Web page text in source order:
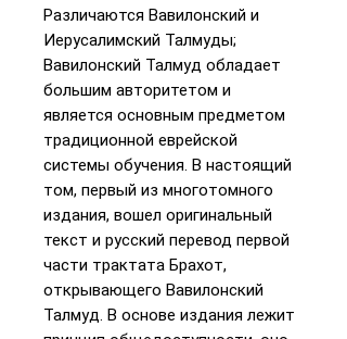
Различаются Вавилонский и
Иерусалимский Талмуды;
Вавилонский Талмуд обладает
большим авторитетом и
является основным предметом
традиционной еврейской
системы обучения. В настоящий
том, первый из многотомного
издания, вошел оригинальный
текст и русский перевод первой
части трактата Брахот,
открывающего Вавилонский
Талмуд. В основе издания лежит